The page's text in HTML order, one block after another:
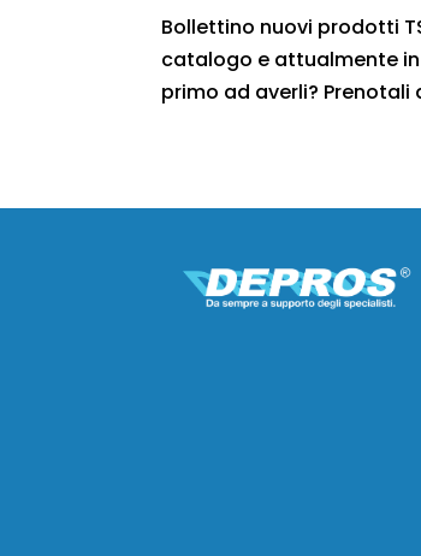
Bollettino nuovi prodotti
catalogo e attualmente in
primo ad averli?